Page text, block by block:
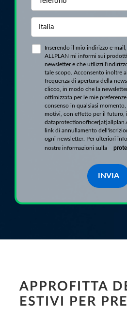
Inserendo il mio indirizzo e-
ALLPLAN mi informi sui
newsletter e che utilizzi
tale scopo. Acconsento inoltre
frequenza di apertura della
clicco, in modo che la
ottimizzata per le mie
consenso in qualsiasi momento,
motivi, con effetto per il futuro,
link di annullamento
ogni newsletter. Per ulteriori
nostre informazioni sulla
INVIA
APPROFITTA
ESTIVI PER